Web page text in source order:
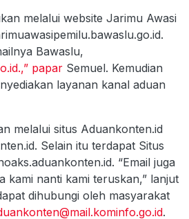
melalui website Jarimu Awasi
Bawaslu,
papar Semuel. Kemudian
layanan kanal aduan
melalui situs Aduankonten.id
Selain itu terdapat Situs
“Email juga
kami nanti kami teruskan,” lanjut
dihubungi oleh masyarakat
.